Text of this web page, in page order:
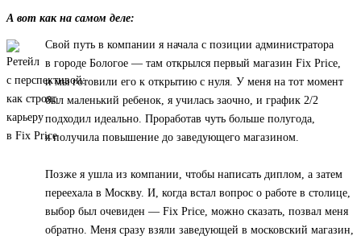
А вот как на самом деле:
Свой путь в компании я начала с позиции администратора
в городе Бологое — там открылся первый магазин Fix Price,
и мы готовили его к открытию с нуля. У меня на тот момент
был маленький ребенок, я училась заочно, и график 2/2
подходил идеально. Проработав чуть больше полугода,
я получила повышение до заведующего магазином.
Позже я ушла из компании, чтобы написать диплом, а затем
переехала в Москву. И, когда встал вопрос о работе в столице,
выбор был очевиден — Fix Price, можно сказать, позвал меня
обратно. Меня сразу взяли заведующей в московский магазин,